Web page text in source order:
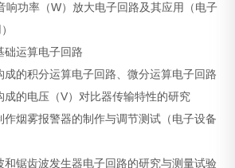
响功率（W）放大电子回路及其应用（电子
础运算电子回路
成的积分运算电子回路、微分运算电子回路
成的电压（V）对比器传输特性的研究
作烟雾报警器的制作与调节测试（电子设备
和锯齿波发生器电子回路的研究与测量试验